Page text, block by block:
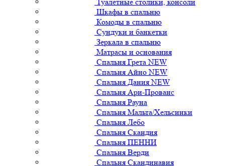
Шкафы в спальню
Комоды в спальню
Сундуки и банкетки
Зеркала в спальню
Матрасы и основания
Спальня Грета NEW
Спальня Айно NEW
Спальня Дания NEW
Спальня Ари-Прованс
Спальня Рауна
Спальня Мальта/Хельсинки
Спальня Лебо
Спальня Скандия
Спальня ПЕННИ
Спальня Верди
Спальня Скандинавия